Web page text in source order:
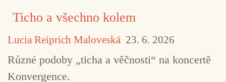
Ticho a všechno kolem
Lucia Reiprich Maloveská 23. 6. 2026
Různé podoby „ticha a věčnosti“ na koncertě
Konvergence.